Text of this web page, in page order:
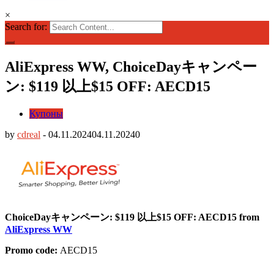
×
Search for:
AliExpress WW, ChoiceDayキャンペー
ン: $119 以上$15 OFF: AECD15
Купоны
by cdreal - 04.11.202404.11.20240
ChoiceDayキャンペーン: $119 以上$15 OFF: AECD15 from
AliExpress WW
Promo code: AECD15